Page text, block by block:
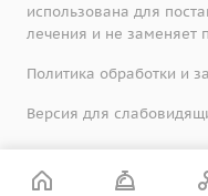
использована для
лечения и не заменяет
Политика обработки и
Версия для